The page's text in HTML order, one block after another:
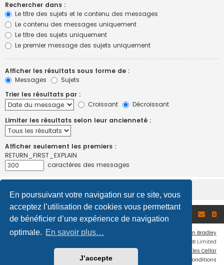
En poursuivant votre navigation sur ce site, vous
acceptez l’utilisation de cookies vous permettant
de bénéficier d’une expérience de navigation
optimale. En savoir plus…
J’accepte
Rechercher dans :
Le titre des sujets et le contenu des messages
Le contenu des messages uniquement
Le titre des sujets uniquement
Le premier message des sujets uniquement
Afficher les résultats sous forme de :
Messages
Sujets
Trier les résultats par :
Croissant
Décroissant
Limiter les résultats selon leur ancienneté :
Afficher seulement les premiers :
RETURN_FIRST_EXPLAIN
caractères des messages
Accueil du forum
Ian Bradley
® Forum Software © phpBB Limited
Traduction française officielle
Miles Cellar
Conditions